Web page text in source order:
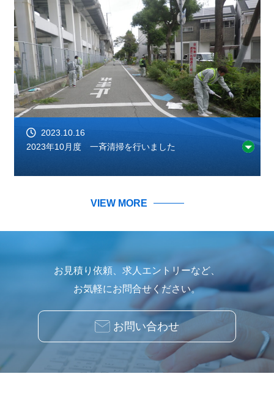
2023.10.16
2023年10月度 一斉清掃を行いました
VIEW MORE
お見積り依頼、求人エントリーなど、
お気軽にお問合せください。
お問い合わせ